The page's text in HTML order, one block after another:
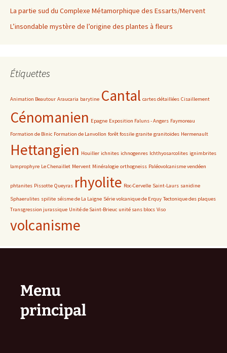
La partie sud du Complexe Métamorphique des Essarts/Mervent
L’insondable mystère de l’origine des plantes à fleurs
Étiquettes
Animation Beautour Araucaria barytine Cantal cartes détaillées Cisaillement
Cénomanien Epagne Exposition Faluns - Angers Faymoreau
Formation de Binic Formation de Lanvollon forêt fossile granite granitoïdes Hermenault
Hettangien Houiller ichnites ichnogenres Ichthyosarcolites ignimbrites
lamprophyre Le Chenaillet Mervent Minéralogie orthogneiss Paléovolcanisme vendéen
phtanites Pissotte Queyras rhyolite Roc-Cervelle Saint-Laurs sanidine
Sphaerulites spilite séisme de La Laigne Série volcanique de Erquy Tectonique des plaques
Transgression jurassique Unité de Saint-Brieuc unité sans blocs Viso
volcanisme
Menu
principal